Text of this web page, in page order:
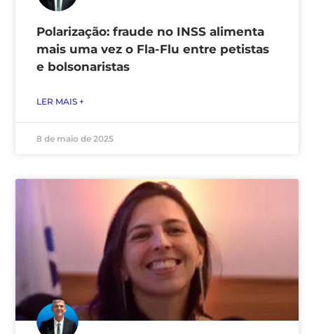
Polarização: fraude no INSS alimenta
mais uma vez o Fla-Flu entre petistas
e bolsonaristas
LER MAIS +
8 de maio de 2025